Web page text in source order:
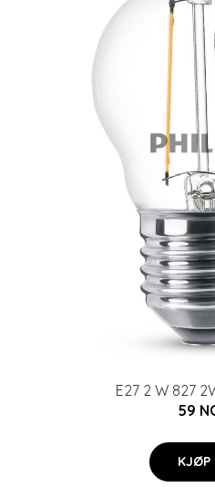
E27 2 W 827
59
KJØP